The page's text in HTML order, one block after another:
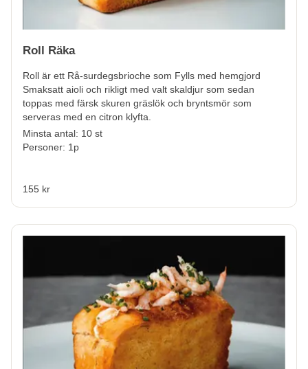
Roll Räka
Roll är ett Rå-surdegsbrioche som Fylls med hemgjord
Smaksatt aioli och rikligt med valt skaldjur som sedan
toppas med färsk skuren gräslök och bryntsmör som
serveras med en citron klyfta.
Minsta antal: 10 st
Personer: 1p
155 kr